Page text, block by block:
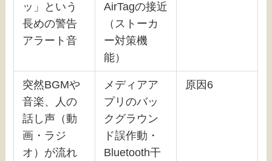
ッ」という
長めの警告
アラート音
AirTagの接近
（ストーカ
ー対策機
能）
突然BGMや
音楽、人の
話し声（動
画・ラジ
オ）が流れ
メディアア
プリのバッ
クグラウン
ド誤作動・
Bluetooth干
原因6